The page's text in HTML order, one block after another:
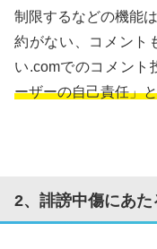
制限するなどの機能
約がない、コメント
い.comでのコメント
ーザーの自己責任」
2、誹謗中傷にあた